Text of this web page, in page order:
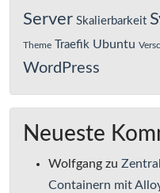
Server Skalierbarkeit
Theme Traefik Ubuntu
WordPress
Neueste
Wolfgang zu
Containern mit